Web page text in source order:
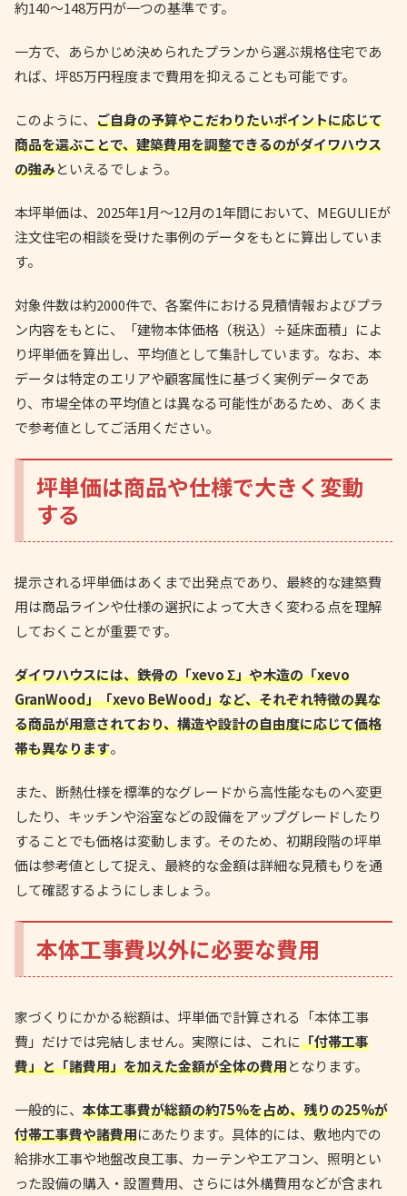
約140〜148万円が一つの基準です。
一方で、あらかじめ決められたプランから選ぶ規格住宅であ
れば、坪85万円程度まで費用を抑えることも可能です。
このように、 ご自身の予算やこだわりたいポイントに応じて
商品を選ぶことで、建築費用を調整できるのがダイワハウス
の強みといえるでしょう。
本坪単価は、2025年1月〜12月の1年間において、MEGULIEが
注文住宅の相談を受けた事例のデータをもとに算出していま
す。
対象件数は約2000件で、各案件における見積情報およびプラ
ン内容をもとに、「建物本体価格（税込）÷延床面積」によ
り坪単価を算出し、平均値として集計しています。 なお、本
データは特定のエリアや顧客属性に基づく実例データであ
り、市場全体の平均値とは異なる可能性があるため、あくま
で参考値としてご活用ください。
坪単価は商品や仕様で大きく変動
する
提示される坪単価はあくまで出発点であり、最終的な建築費
用は商品ラインや仕様の選択によって大きく変わる点を理解
しておくことが重要です。
ダイワハウスには、鉄骨の「xevo Σ」や木造の「xevo
GranWood」「xevo BeWood」など、それぞれ特徴の異な
る商品が用意されており、構造や設計の自由度に応じて価格
帯も異なります。
また、断熱仕様を標準的なグレードから高性能なものへ変更
したり、キッチンや浴室などの設備をアップグレードしたり
することでも価格は変動します。そのため、初期段階の坪単
価は参考値として捉え、最終的な金額は詳細な見積もりを通
して確認するようにしましょう。
本体工事費以外に必要な費用
家づくりにかかる総額は、坪単価で計算される「本体工事
費」だけでは完結しません。実際には、これに「付帯工事
費」と「諸費用」を加えた金額が全体の費用となります。
一般的に、 本体工事費が総額の約75%を占め、残りの25%が
付帯工事費や諸費用にあたります。具体的には、敷地内での
給排水工事や地盤改良工事、カーテンやエアコン、照明とい
った設備の購入・設置費用、さらには外構費用などが含まれ